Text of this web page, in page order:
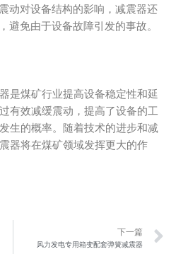
动对设备结构的影响，减震器还
避免由于设备故障引发的事故。
是煤矿行业提高设备稳定性和延
有效减缓震动，提高了设备的工
生的概率。随着技术的进步和减
器将在煤矿领域发挥更大的作
下一篇
风力发电专用箱变配套弹簧减震器